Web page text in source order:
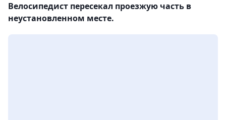
Велосипедист пересекал проезжую часть в
неустановленном месте.